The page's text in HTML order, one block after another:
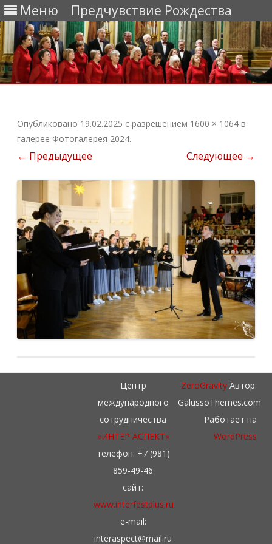
Меню Предчувствие Рождества
Опубликовано 19.02.2025 с разрешением 1600 × 1064 в
галерее Фотогалерея 2024.
← Предыдущее Следующее →
Центр
международного
сотрудничества
«ИНТЕР АСПЕКТ»
телефон: +7 (981)
859-49-46
сайт:
www.interfestplus.ru
e-mail:
interaspect@mail.ru
ZeroGravityАвтор:
GalussoThemes.com
Работает на
WordPress